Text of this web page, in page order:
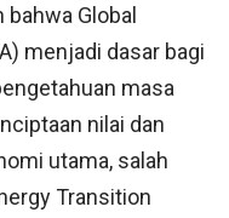
bahwa Global
menjadi dasar bagi
masa
nilai dan
utama, salah
Transition